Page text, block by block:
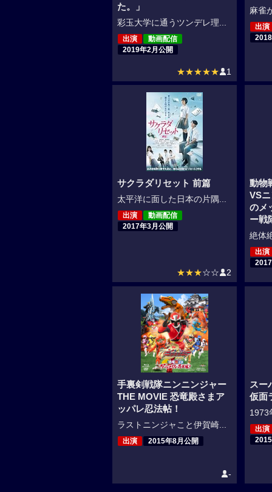
た。」
彩玉大学に通うツンデレ理...
出演
動画配信
2019年2月公開
★★★★★ 1
麻雀
出演
サクラダリセット 前篇
太平洋に面した日本の片隅...
出演
動画配信
2017年3月公開
★★★☆☆ 2
動物
VS
のメ
ー戦
絶体
出演
手裏剣戦隊ニンニンジャー
THE MOVIE 恐竜殿さまア
ッパレ忍法帖！
ラストニンジャこと伊賀崎...
出演 2015年8月公開
-
スー
仮面
1973
出演